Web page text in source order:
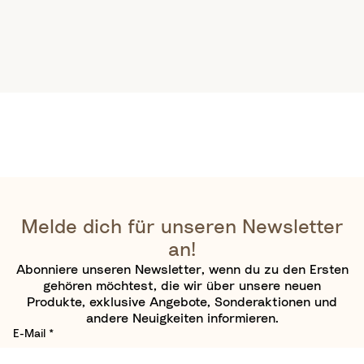
Melde dich für unseren Newsletter
an!
Abonniere unseren Newsletter, wenn du zu den Ersten
gehören möchtest, die wir über unsere neuen
Produkte, exklusive Angebote, Sonderaktionen und
andere Neuigkeiten informieren.
E-Mail *